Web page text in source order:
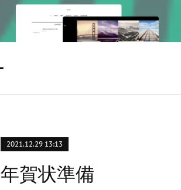
2021.12.29 13:13
年賀状準備